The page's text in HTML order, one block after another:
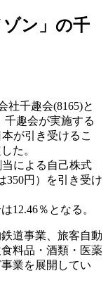
ン」の千
社千趣会(8165)と
千趣会が実施する
が引き受けるこ
た。
による自己株式
350円）を引き受け
12.46％となる。
道事業、旅客自動
料品・酒類・医薬
業を展開してい